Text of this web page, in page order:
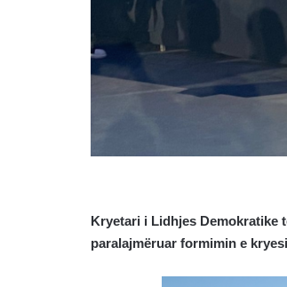
Kryetari i Lidhjes Demokratike
paralajmëruar formimin e